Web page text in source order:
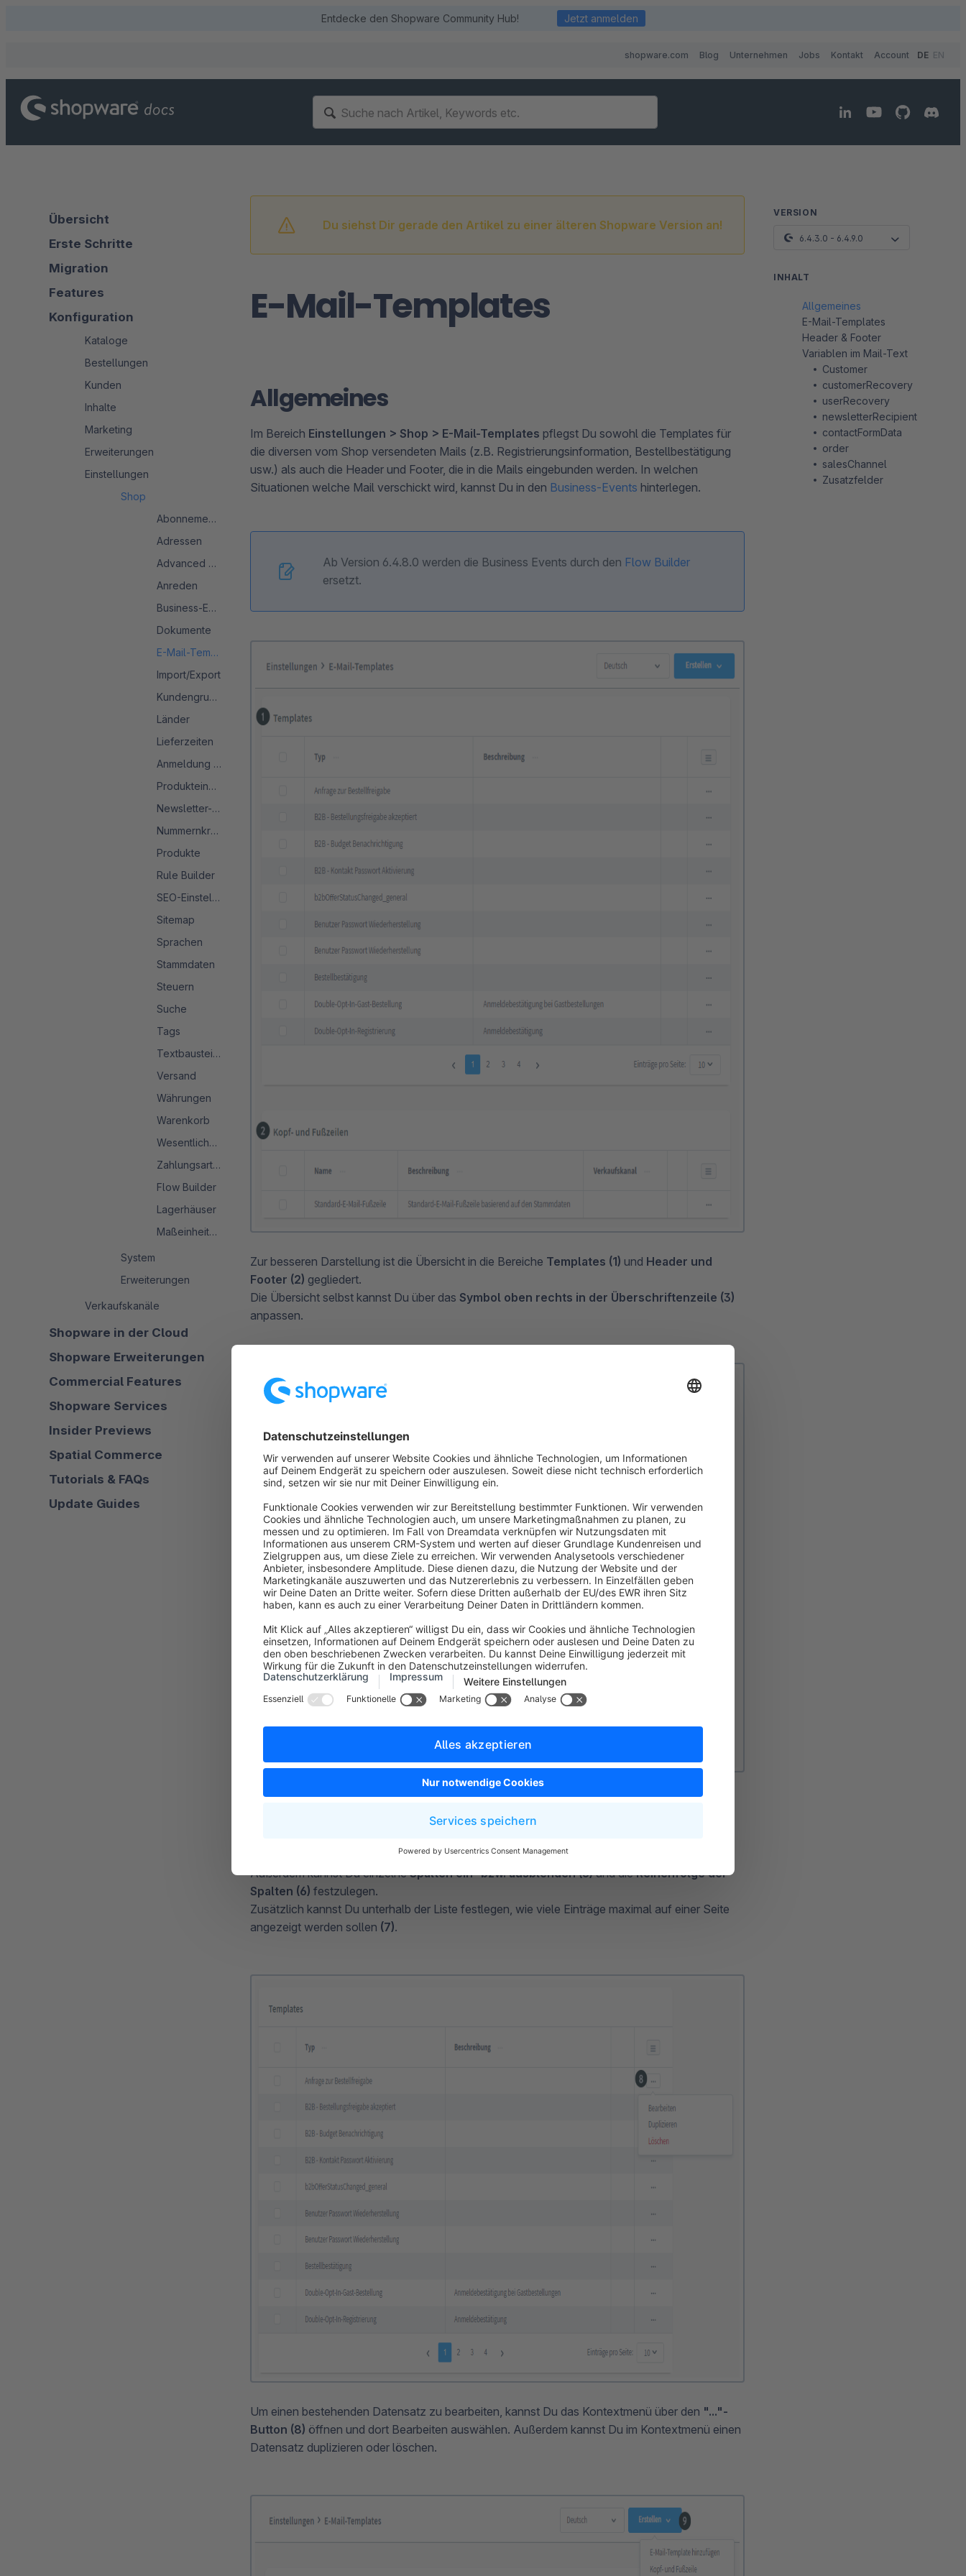
Entdecke den Shopware Community Hub! Jetzt anmelden
shopware.com Blog Unternehmen Jobs Kontakt Account DE EN
Übersicht
Erste Schritte
Migration
Features
Konfiguration
Kataloge
Bestellungen
Kunden
Inhalte
Marketing
Erweiterungen
Einstellungen
Shop
Abonnements
Adressen
Advanced Search 2.0
Anreden
Business-Events
Dokumente
E-Mail-Templates
Import/Export
Kundengruppen
Länder
Lieferzeiten
Anmeldung & Registrierung
Produkteinheiten
Newsletter-Konfiguration
Nummernkreise
Produkte
Rule Builder
SEO-Einstellungen
Sitemap
Sprachen
Stammdaten
Steuern
Suche
Tags
Textbausteine
Versand
Währungen
Warenkorb
Wesentliche Merkmale
Zahlungsarten
Flow Builder
Lagerhäuser
Maßeinheitensystem
System
Erweiterungen
Verkaufskanäle
Shopware in der Cloud
Shopware Erweiterungen
Commercial Features
Shopware Services
Insider Previews
Spatial Commerce
Tutorials & FAQs
Update Guides
Du siehst Dir gerade den Artikel zu einer älteren Shopware Version an!
E-Mail-Templates
Allgemeines
Im Bereich Einstellungen > Shop > E-Mail-Templates pflegst Du sowohl die Templates für
die diversen vom Shop versendeten Mails (z.B. Registrierungsinformation, Bestellbestätigung
usw.) als auch die Header und Footer, die in die Mails eingebunden werden. In welchen
Situationen welche Mail verschickt wird, kannst Du in den Business-Events hinterlegen.
Ab Version 6.4.8.0 werden die Business Events durch den Flow Builder
ersetzt.
Zur besseren Darstellung ist die Übersicht in die Bereiche Templates (1) und Header und
Footer (2) gegliedert.
Die Übersicht selbst kannst Du über das Symbol oben rechts in der Überschriftenzeile (3)
anpassen.
Kompaktmodus (4)zu (de-)aktivieren.
bevor es notwendig ist, zu scrollen.
Außerdem kannst Du einzelneSpalten ein- bzw. ausblenden (5)und dieReihenfolge der
Spalten (6) festzulegen.
Zusätzlich kannst Du unterhalb der Liste festlegen, wie viele Einträge maximal auf einer Seite
angezeigt werden sollen (7).
Um einen bestehenden Datensatz zu bearbeiten, kannst Du das Kontextmenü über den "..."-
Button (8) öffnen und dort Bearbeiten auswählen. Außerdem kannst Du im Kontextmenü einen
Datensatz duplizieren oder löschen.
VERSION
6.4.3.0 - 6.4.9.0
INHALT
Allgemeines
E-Mail-Templates
Header & Footer
Variablen im Mail-Text
Customer
customerRecovery
userRecovery
newsletterRecipient
contactFormData
order
salesChannel
Zusatzfelder